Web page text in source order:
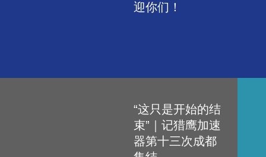
迎你们！
“这只是开始的结
束”｜记猎鹰加速
器第十三次成都